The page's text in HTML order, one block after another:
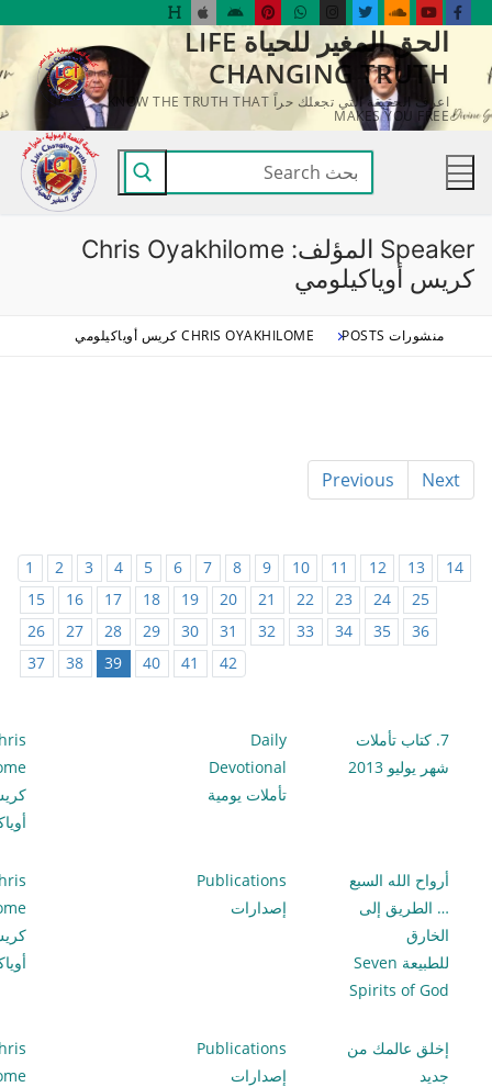
التجاوز
المحتوى
الحق المغير للحياة LIFE
CHANGING TRUTH
اعرف الحقيقة التي تجعلك حراً KNOW THE TRUTH THAT
MAKES YOU FREE
البحث
عن:
Speaker المؤلف:
Chris Oyakhilome
كريس أوياكيلومي
منشورات POSTS CHRIS OYAKHILOME كريس أوياكيلومي
Previous Next
1 2 3 4 5 6 7 8 9 10 11 12 13
14
15
16 17 18 19 20 21 22 23 24
25
26
27 28 29 30 31 32 33 34 35
36
37
38 39 40 41 42
7. كتاب تأملات
شهر يوليو 2013
Daily
Devotional
تأملات يومية
أرواح الله السبع
… الطريق إلى
الخارق
للطبيعة Seven
Spirits of God
Publications
إصدارات
إخلق عالمك من
جديد
Publications
إصدارات